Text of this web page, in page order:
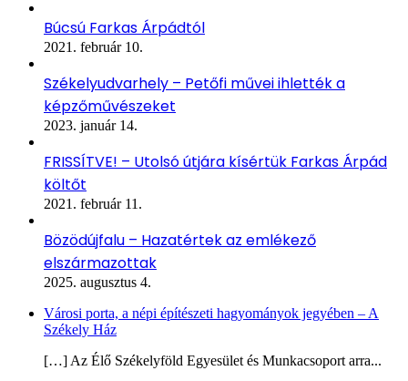
Búcsú Farkas Árpádtól
2021. február 10.
Székelyudvarhely – Petőfi művei ihlették a
képzőművészeket
2023. január 14.
FRISSÍTVE! – Utolsó útjára kísértük Farkas Árpád
költőt
2021. február 11.
Bözödújfalu – Hazatértek az emlékező
elszármazottak
2025. augusztus 4.
Városi porta, a népi építészeti hagyományok jegyében – A
Székely Ház
[…] Az Élő Székelyföld Egyesület és Munkacsoport arra...